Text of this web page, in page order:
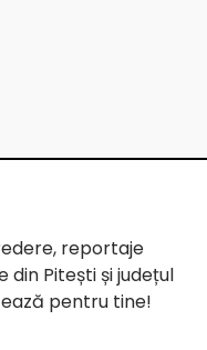
reportaje
din Pitești și județul
pentru tine!